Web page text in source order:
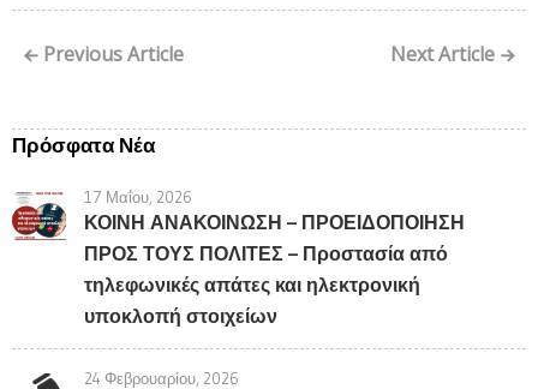
Previous Article Next Article
Πρόσφατα Νέα
17 Μαΐου, 2026
ΚΟΙΝΗ ΑΝΑΚΟΙΝΩΣΗ – ΠΡΟΕΙΔΟΠΟΙΗΣΗ
ΠΡΟΣ ΤΟΥΣ ΠΟΛΙΤΕΣ – Προστασία από
τηλεφωνικές απάτες και ηλεκτρονική
υποκλοπή στοιχείων
24 Φεβρουαρίου, 2026